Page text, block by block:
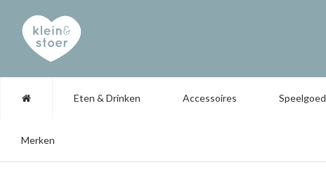
Eten & Drinken Accessoires Speelgoed
Merken